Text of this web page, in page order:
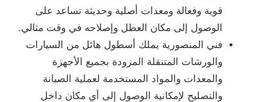
قوية وفعالة ومعدات أصلية وحديثة تساعد على
الوصول إلى مكان العطل وإصلاحه في وقت مثالي.
فني المنصورية يملك أسطول هائل من السيارات
والورشات المتنقلة المزودة بجميع الأجهزة
والمعدات والمواد المستخدمة لعملية الصيانة
والتصليح لإمكانية الوصول إلى أي مكان داخل